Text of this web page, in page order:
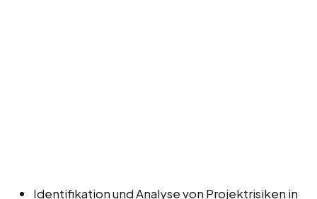
Identifikation und Analyse von Projektrisiken in